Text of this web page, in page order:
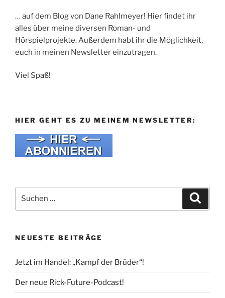
… auf dem Blog von Dane Rahlmeyer! Hier findet ihr
alles über meine diversen Roman- und
Hörspielprojekte. Außerdem habt ihr die Möglichkeit,
euch in meinen Newsletter einzutragen.
Viel Spaß!
HIER GEHT ES ZU MEINEM NEWSLETTER:
nach:
NEUESTE BEITRÄGE
Jetzt im Handel: „Kampf der Brüder“!
Der neue Rick-Future-Podcast!